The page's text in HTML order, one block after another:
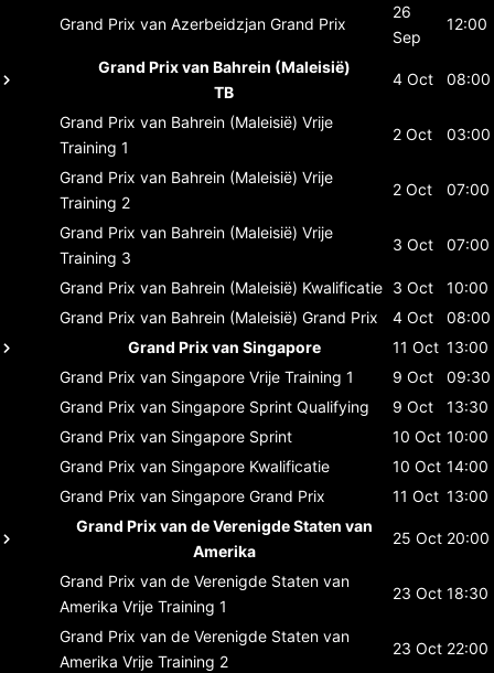
Grand Prix van Azerbeidzjan Grand Prix
26
Sep
12:00
Grand Prix van Bahrein (Maleisië)
TB
4 Oct 08:00
Grand Prix van Bahrein (Maleisië) Vrije
Training 1
2 Oct 03:00
Grand Prix van Bahrein (Maleisië) Vrije
Training 2
2 Oct 07:00
Grand Prix van Bahrein (Maleisië) Vrije
Training 3
3 Oct 07:00
Grand Prix van Bahrein (Maleisië) Kwalificatie 3 Oct
10:00
Grand Prix van Bahrein (Maleisië) Grand Prix 4 Oct
08:00
Grand Prix van Singapore
11 Oct 13:00
Grand Prix van Singapore Vrije Training 1 9 Oct
09:30
Grand Prix van Singapore Sprint Qualifying 9 Oct
13:30
Grand Prix van Singapore Sprint 10 Oct 10:00
Grand Prix van Singapore Kwalificatie 10 Oct 14:00
Grand Prix van Singapore Grand Prix 11 Oct 13:00
Grand Prix van de Verenigde Staten van
Amerika
25 Oct 20:00
Grand Prix van de Verenigde Staten van
Amerika Vrije Training 1
23 Oct 18:30
Grand Prix van de Verenigde Staten van
Amerika Vrije Training 2
23 Oct 22:00